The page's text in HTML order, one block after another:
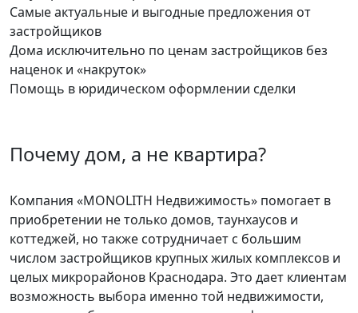
Самые актуальные и выгодные предложения от
застройщиков
Дома исключительно по ценам застройщиков без
наценок и «накруток»
Помощь в юридическом оформлении сделки
Почему дом, а не квартира?
Компания «MONOLITH Недвижимость» помогает в
приобретении не только домов, таунхаусов и
коттеджей, но также сотрудничает с большим
числом застройщиков крупных жилых комплексов и
целых микрорайонов Краснодара. Это дает клиентам
возможность выбора именно той недвижимости,